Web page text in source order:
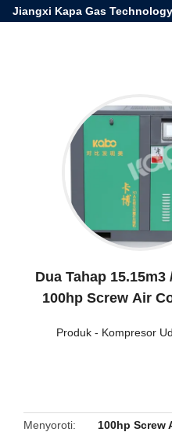
Jiangxi Kapa Gas
Dua Tahap 15.15m3
100hp Screw Air
Produk - Kompresor
Menyoroti 100hp Screw